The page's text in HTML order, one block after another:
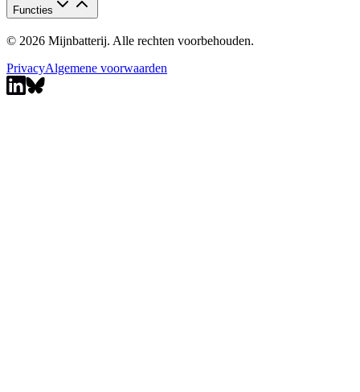
Functies
© 2026 Mijnbatterij. Alle rechten voorbehouden.
PrivacyAlgemene voorwaarden